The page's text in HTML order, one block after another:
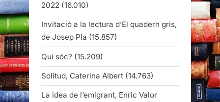
2022 (16.010)
Invitació a la lectura d’El quadern gris,
de Josep Pla (15.857)
Qui sóc? (15.209)
Solitud, Caterina Albert (14.763)
La idea de l’emigrant, Enric Valor